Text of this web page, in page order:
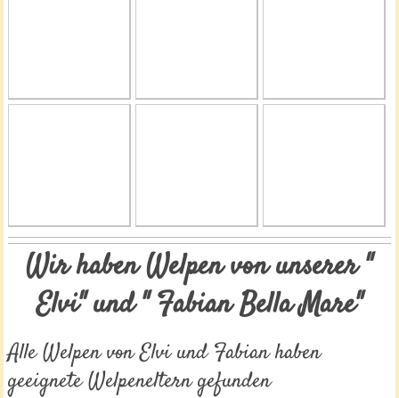
Wir haben Welpen von unserer "
Elvi" und " Fabian Bella Mare"
Alle Welpen von Elvi und Fabian haben
geeignete Welpeneltern gefunden